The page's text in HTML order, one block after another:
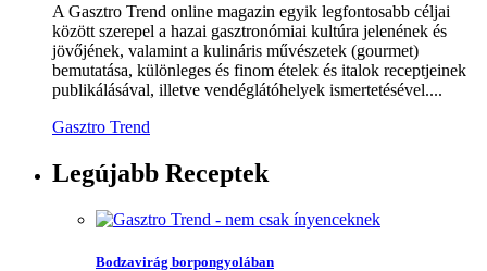
A Gasztro Trend online magazin egyik legfontosabb céljai
között szerepel a hazai gasztronómiai kultúra jelenének és
jövőjének, valamint a kulináris művészetek (gourmet)
bemutatása, különleges és finom ételek és italok receptjeinek
publikálásával, illetve vendéglátóhelyek ismertetésével....
Gasztro Trend
Legújabb Receptek
Bodzavirág borpongyolában